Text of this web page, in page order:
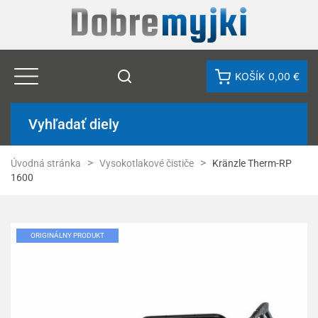
KOŠÍK 0,00 €
Vyhľadať diely
Úvodná stránka Vysokotlakové čističe
Kränzle Therm-RP
1600
ORIGINÁLNY PRODUKT